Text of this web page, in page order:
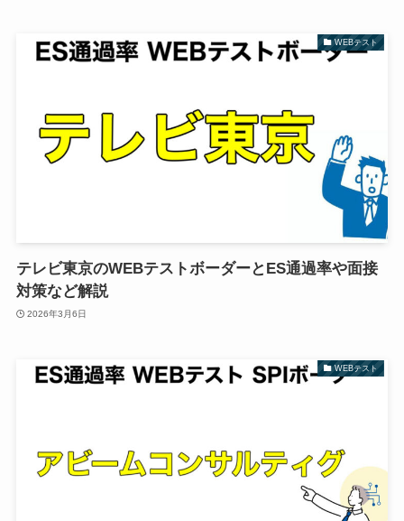
WEBテスト
テレビ東京のWEBテストボーダーとES通過率や面接
対策など解説
2026年3月6日
WEBテスト